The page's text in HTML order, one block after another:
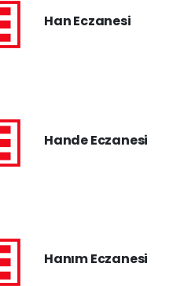
Han Eczanesi
Hande Eczanesi
Hanım Eczanesi